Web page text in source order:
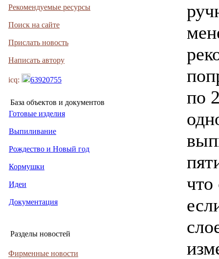
Рекомендуемые ресурсы
Поиск на сайте
Прислать новость
Написать автору
icq: 63920755
База объектов и документов
Готовые изделия
Выпиливание
Рождество и Новый год
Кормушки
Идеи
Документация
Разделы новостей
Фирменные новости
по
что